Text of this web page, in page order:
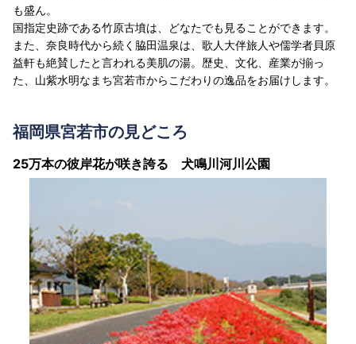
も盛ん。
国指定史跡である竹原古墳は、どなたでも見ることができます。
また、奈良時代から続く脇田温泉は、歌人大伴旅人や儒学者貝原
益軒も絶賛したと言われる美肌の湯。歴史、文化、産業が揃っ
た、山紫水明なまち宮若市からこだわりの逸品をお届けします。
福岡県宮若市の見どころ
25万本の彼岸花が咲き誇る 犬鳴川河川公園